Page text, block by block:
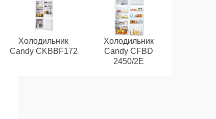
Холодильник
Candy CKBBF172
Холодильник
Candy CFBD
2450/2E